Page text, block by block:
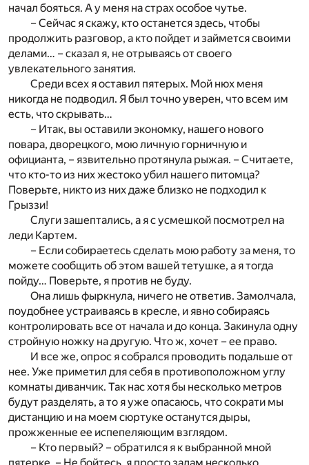
начал бояться. А у меня на страх особое чутье.
– Сейчас я скажу, кто останется здесь, чтобы
продолжить разговор, а кто пойдет и займется своими
делами… – сказал я, не отрываясь от своего
увлекательного занятия.
Среди всех я оставил пятерых. Мой нюх меня
никогда не подводил. Я был точно уверен, что всем им
есть, что скрывать…
– Итак, вы оставили экономку, нашего нового
повара, дворецкого, мою личную горничную и
официанта, – язвительно протянула рыжая. – Считаете,
что кто-то из них жестоко убил нашего питомца?
Поверьте, никто из них даже близко не подходил к
Грыззи!
Слуги зашептались, а я с усмешкой посмотрел на
леди Картем.
– Если собираетесь сделать мою работу за меня, то
можете сообщить об этом вашей тетушке, а я тогда
пойду… Поверьте, я против не буду.
Она лишь фыркнула, ничего не ответив. Замолчала,
поудобнее устраиваясь в кресле, и явно собираясь
контролировать все от начала и до конца. Закинула одну
стройную ножку на другую. Что ж, хочет – ее право.
И все же, опрос я собрался проводить подальше от
нее. Уже приметил для себя в противоположном углу
комнаты диванчик. Так нас хотя бы несколько метров
будут разделять, а то я уже опасаюсь, что сократи мы
дистанцию и на моем сюртуке останутся дыры,
прожженные ее испепеляющим взглядом.
– Кто первый? – обратился я к выбранной мной